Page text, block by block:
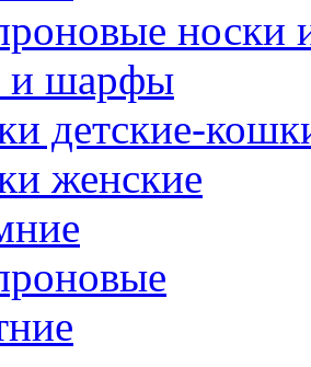
носки
шарфы
детские-
женские